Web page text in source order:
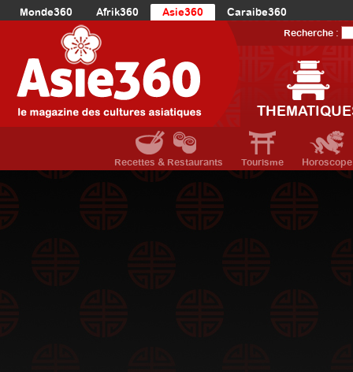
Monde360 Afrik360 Asie360
Caraibe360
Europe360
AmériqueDuNord360
Océanie360
Recherche :
Recettes & Restaurants Tourisme Horoscope